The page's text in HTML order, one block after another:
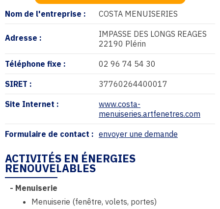
Nom de l'entreprise : COSTA MENUISERIES
Adresse :
IMPASSE DES LONGS REAGES
22190 Plérin
Téléphone fixe : 02 96 74 54 30
SIRET : 37760264400017
Site Internet :
www.costa-
menuiseries.artfenetres.com
Formulaire de contact : envoyer une demande
ACTIVITÉS EN ÉNERGIES
RENOUVELABLES
- Menuiserie
Menuiserie (fenêtre, volets, portes)